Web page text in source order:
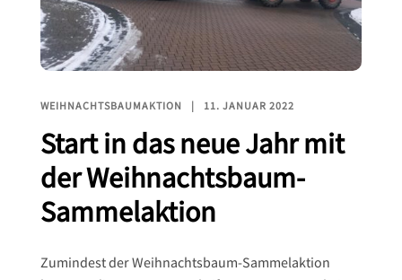
WEIHNACHTSBAUMAKTION 11. JANUAR 2022
Start in das neue Jahr mit
der Weihnachtsbaum-
Sammelaktion
Zumindest der Weihnachtsbaum-Sammelaktion